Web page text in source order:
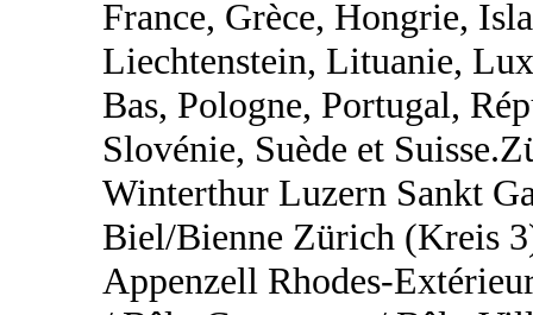
France, Grèce, Hongrie,
Liechtenstein, Lituanie,
Bas, Pologne, Portugal,
Slovénie, Suède et
Winterthur Luzern Sankt
Biel/Bienne Zürich (Kreis
Appenzell Rhodes-